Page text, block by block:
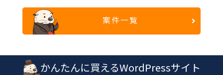
案件一覧
かんたんに買えるWordPressサイト